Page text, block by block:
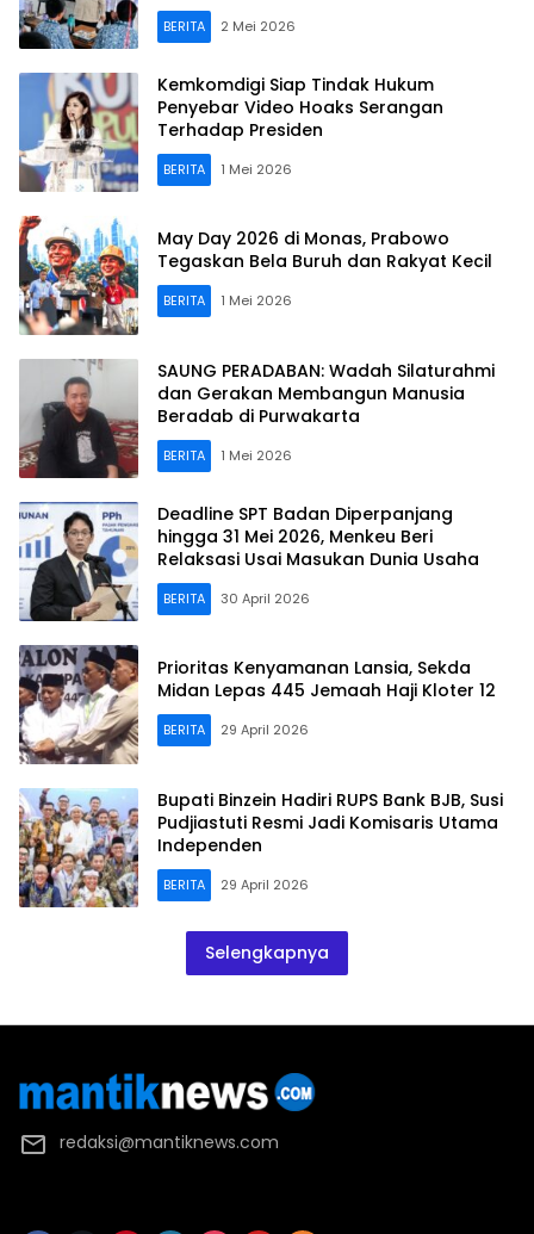
BERITA 2 Mei 2026
Kemkomdigi Siap Tindak Hukum
Penyebar Video Hoaks Serangan
Terhadap Presiden
BERITA 1 Mei 2026
May Day 2026 di Monas, Prabowo
Tegaskan Bela Buruh dan Rakyat Kecil
BERITA 1 Mei 2026
SAUNG PERADABAN: Wadah Silaturahmi
dan Gerakan Membangun Manusia
Beradab di Purwakarta
BERITA 1 Mei 2026
Deadline SPT Badan Diperpanjang
hingga 31 Mei 2026, Menkeu Beri
Relaksasi Usai Masukan Dunia Usaha
BERITA 30 April 2026
Prioritas Kenyamanan Lansia, Sekda
Midan Lepas 445 Jemaah Haji Kloter 12
BERITA 29 April 2026
Bupati Binzein Hadiri RUPS Bank BJB, Susi
Pudjiastuti Resmi Jadi Komisaris Utama
Independen
BERITA 29 April 2026
Selengkapnya
redaksi@mantiknews.com